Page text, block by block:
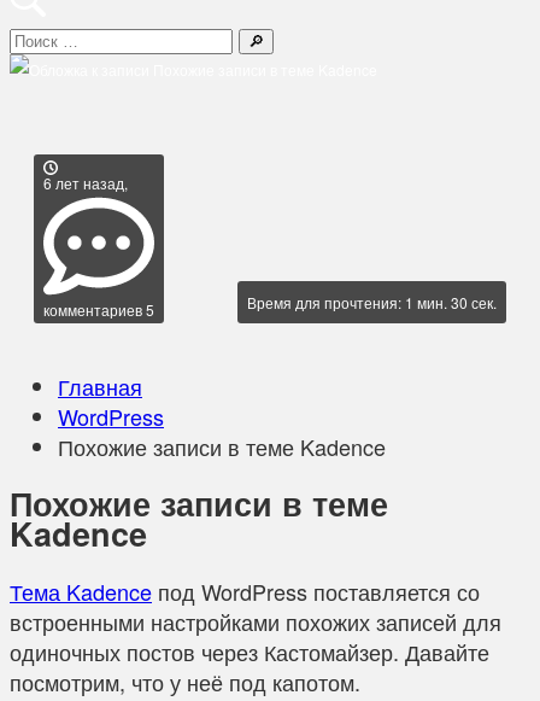
Поиск
6 лет назад,
комментариев 5 Время для прочтения: 1 мин. 30 сек.
Главная
WordPress
Похожие записи в теме Kadence
Похожие записи в теме
Kadence
Тема Kadence под WordPress поставляется со
встроенными настройками похожих записей для
одиночных постов через Кастомайзер. Давайте
посмотрим, что у неё под капотом.